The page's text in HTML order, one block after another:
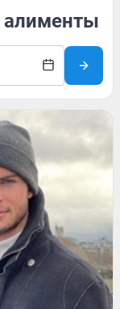
алименты